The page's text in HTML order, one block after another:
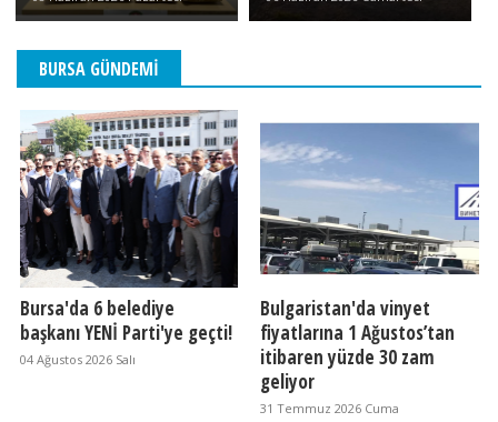
BURSA GÜNDEMI
Bursa'da 6 belediye
başkanı YENİ Parti'ye geçti!
04 Ağustos 2026 Salı
Bulgaristan'da vinyet
fiyatlarına 1 Ağustos’tan
itibaren yüzde 30 zam
geliyor
31 Temmuz 2026 Cuma